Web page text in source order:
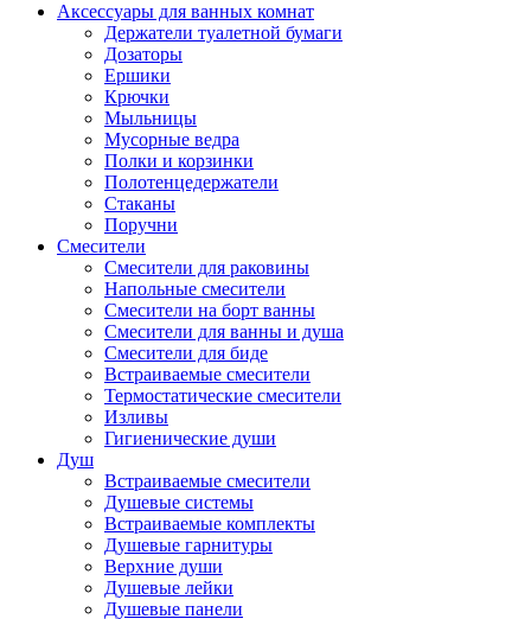
Аксессуары для ванных комнат
Держатели туалетной бумаги
Дозаторы
Ершики
Крючки
Мыльницы
Мусорные ведра
Полки и корзинки
Полотенцедержатели
Стаканы
Поручни
Смесители
Смесители для раковины
Напольные смесители
Смесители на борт ванны
Смесители для ванны и душа
Смесители для биде
Встраиваемые смесители
Термостатические смесители
Изливы
Гигиенические души
Душ
Встраиваемые смесители
Душевые системы
Встраиваемые комплекты
Душевые гарнитуры
Верхние души
Душевые лейки
Душевые панели